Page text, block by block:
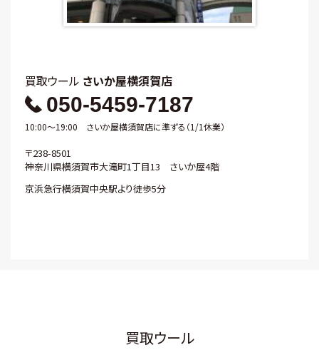
買取ウール さいか屋横須賀店
050-5459-7187
10:00～19:00 さいか屋横須賀店に準ずる（1/1休業）
〒238-8501
神奈川県横須賀市大滝町1丁目13 さいか屋4階
京浜急行横須賀中央駅より徒歩5分
買取ウール